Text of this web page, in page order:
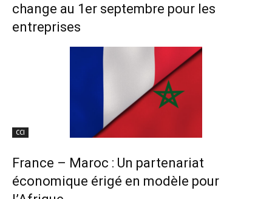
change au 1er septembre pour les
entreprises
CCI
France – Maroc : Un partenariat
économique érigé en modèle pour